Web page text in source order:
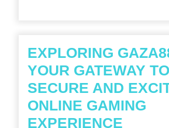
EXPLORING
YOUR GATEWAY
SECURE AND
ONLINE GAMING
EXPERIENCE